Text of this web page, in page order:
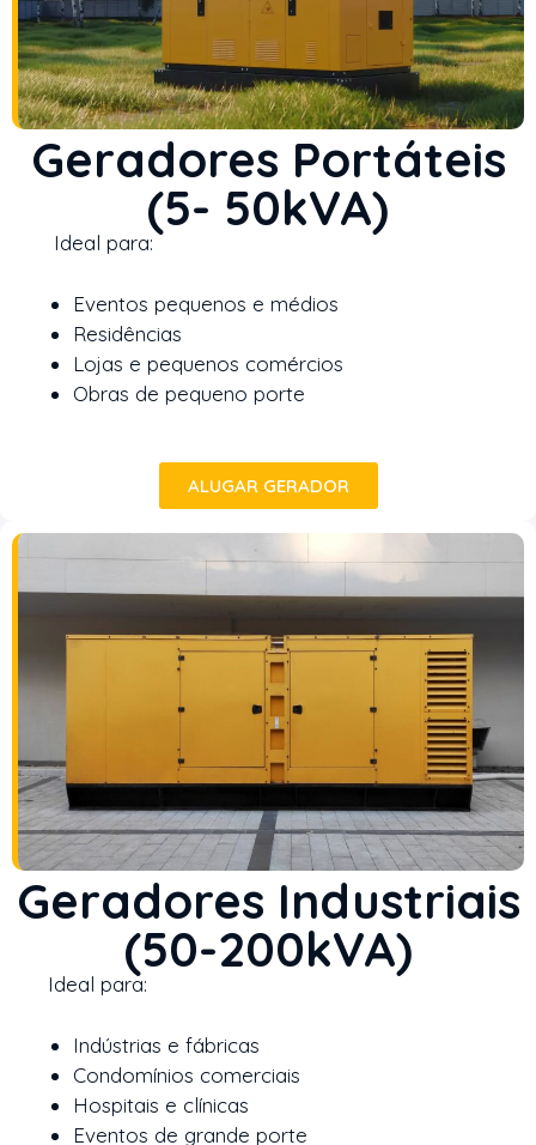
Geradores Portáteis
(5- 50kVA)
Ideal para:
Eventos pequenos e médios
Residências
Lojas e pequenos comércios
Obras de pequeno porte
ALUGAR GERADOR
Geradores Industriais
(50-200kVA)
Ideal para:
Indústrias e fábricas
Condomínios comerciais
Hospitais e clínicas
Eventos de grande porte